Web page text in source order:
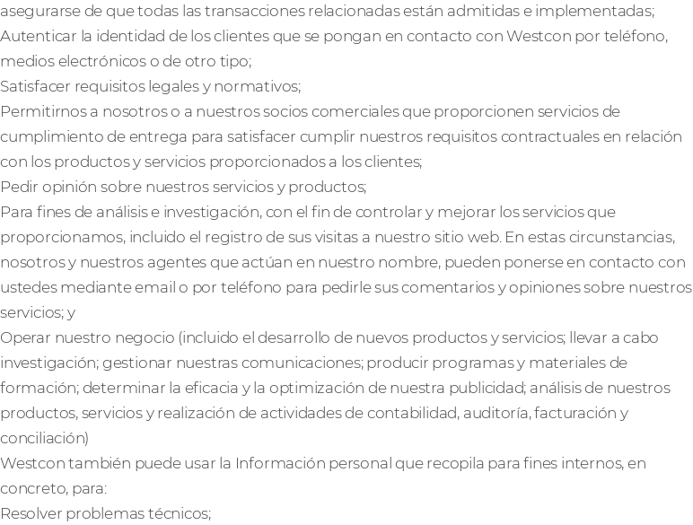
asegurarse de que todas las transacciones relacionadas están admitidas e implementadas;
Autenticar la identidad de los clientes que se pongan en contacto con Westcon por teléfono,
medios electrónicos o de otro tipo;
Satisfacer requisitos legales y normativos;
Permitirnos a nosotros o a nuestros socios comerciales que proporcionen servicios de
cumplimiento de entrega para satisfacer cumplir nuestros requisitos contractuales en relación
con los productos y servicios proporcionados a los clientes;
Pedir opinión sobre nuestros servicios y productos;
Para fines de análisis e investigación, con el fin de controlar y mejorar los servicios que
proporcionamos, incluido el registro de sus visitas a nuestro sitio web. En estas circunstancias,
nosotros y nuestros agentes que actúan en nuestro nombre, pueden ponerse en contacto con
ustedes mediante email o por teléfono para pedirle sus comentarios y opiniones sobre nuestros
servicios; y
Operar nuestro negocio (incluido el desarrollo de nuevos productos y servicios; llevar a cabo
investigación; gestionar nuestras comunicaciones; producir programas y materiales de
formación; determinar la eficacia y la optimización de nuestra publicidad; análisis de nuestros
productos, servicios y realización de actividades de contabilidad, auditoría, facturación y
conciliación)
Westcon también puede usar la Información personal que recopila para fines internos, en
concreto, para:
Resolver problemas técnicos;